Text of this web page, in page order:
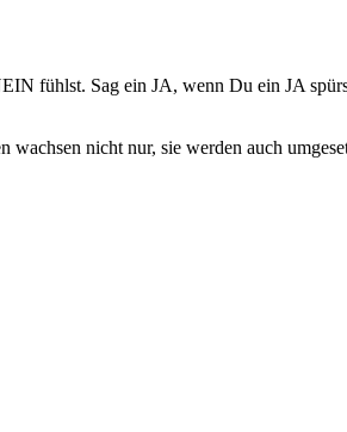
fühlst. Sag ein JA, wenn Du ein JA
nicht nur, sie werden auch